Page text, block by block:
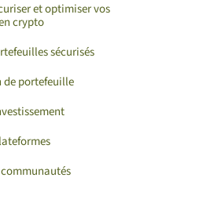
et optimiser vos
crypto
sécurisés
portefeuille